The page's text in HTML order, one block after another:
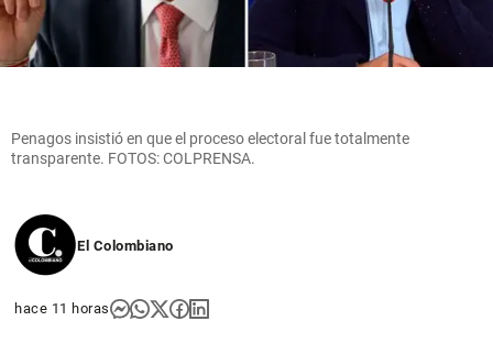
Penagos insistió en que el proceso electoral fue totalmente
transparente. FOTOS: COLPRENSA.
El Colombiano
hace 11 horas